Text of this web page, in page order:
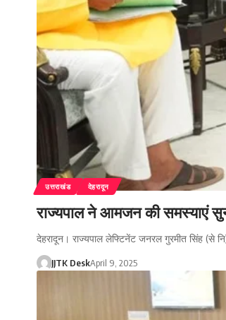
उत्तराखंड देहरादून
राज्यपाल ने आमजन की समस्याएं
देहरादून। राज्यपाल लेफ्टिनेंट जनरल गुरमीत सिंह (से
JJTK DeskApril 9, 2025